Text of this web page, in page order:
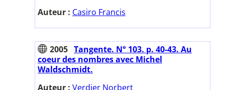
Auteur : Casiro Francis
2005 Tangente. N° 103. p. 40-43. Au
coeur des nombres avec Michel
Waldschmidt.
Auteur : Verdier Norbert